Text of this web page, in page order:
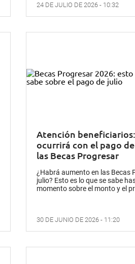
24 DE JULIO DE 2026 - 10:32
Atención
ocurrirá con el pago
las Becas Progresar
¿Habrá aumento en las Becas
julio? Esto es lo que se sabe
momento sobre el monto y el
30 DE JUNIO DE 2026 - 11:20